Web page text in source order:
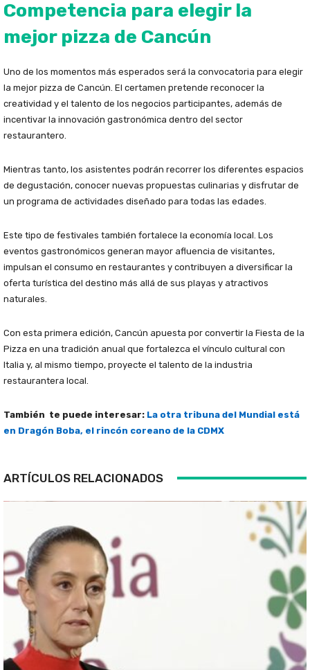
Competencia para elegir la
mejor pizza de Cancún
Uno de los momentos más esperados será la convocatoria para elegir
la mejor pizza de Cancún. El certamen pretende reconocer la
creatividad y el talento de los negocios participantes, además de
incentivar la innovación gastronómica dentro del sector
restaurantero.
Mientras tanto, los asistentes podrán recorrer los diferentes espacios
de degustación, conocer nuevas propuestas culinarias y disfrutar de
un programa de actividades diseñado para todas las edades.
Este tipo de festivales también fortalece la economía local. Los
eventos gastronómicos generan mayor afluencia de visitantes,
impulsan el consumo en restaurantes y contribuyen a diversificar la
oferta turística del destino más allá de sus playas y atractivos
naturales.
Con esta primera edición, Cancún apuesta por convertir la Fiesta de la
Pizza en una tradición anual que fortalezca el vínculo cultural con
Italia y, al mismo tiempo, proyecte el talento de la industria
restaurantera local.
También te puede interesar: La otra tribuna del Mundial está
en Dragón Boba, el rincón coreano de la CDMX
ARTÍCULOS RELACIONADOS